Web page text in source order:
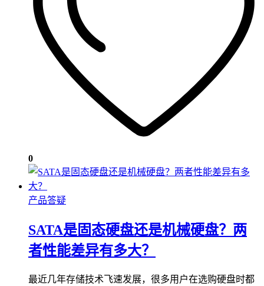
0
产品答疑
SATA是固态硬盘还是机械硬盘？两
者性能差异有多大？
最近几年存储技术飞速发展，很多用户在选购硬盘时都